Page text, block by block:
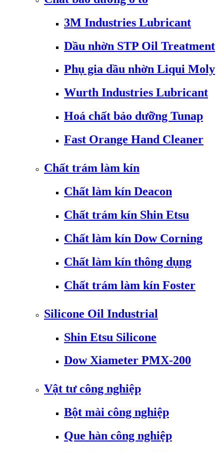
3M Industries Lubricant
Dầu nhờn STP Oil Treatment
Phụ gia dầu nhờn Liqui Moly
Wurth Industries Lubricant
Hoá chất bảo dưỡng Tunap
Fast Orange Hand Cleaner
Chất trám làm kín
Chất làm kín Deacon
Chất trám kín Shin Etsu
Chất làm kín Dow Corning
Chất làm kín thông dụng
Chất trám làm kín Foster
Silicone Oil Industrial
Shin Etsu Silicone
Dow Xiameter PMX-200
Vật tư công nghiệp
Bột mài công nghiệp
Que hàn công nghiệp